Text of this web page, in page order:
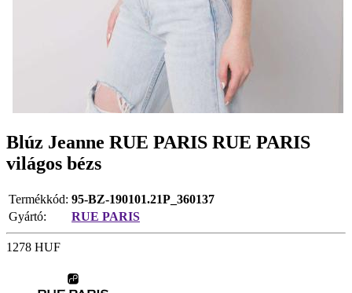
Blúz Jeanne RUE PARIS RUE PARIS
világos bézs
Termékkód: 95-BZ-190101.21P_360137
Gyártó:
RUE PARIS
1278 HUF